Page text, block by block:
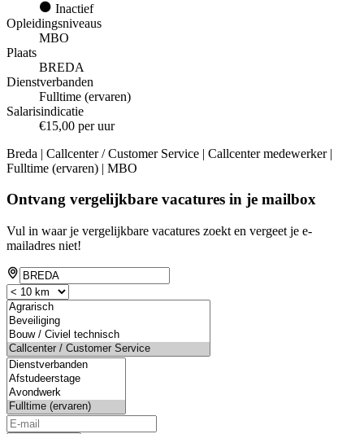
Inactief
Opleidingsniveaus
MBO
Plaats
BREDA
Dienstverbanden
Fulltime (ervaren)
Salarisindicatie
€15,00 per uur
Breda | Callcenter / Customer Service | Callcenter medewerker |
Fulltime (ervaren) | MBO
Ontvang vergelijkbare vacatures in je mailbox
Vul in waar je vergelijkbare vacatures zoekt en vergeet je e-
mailadres niet!